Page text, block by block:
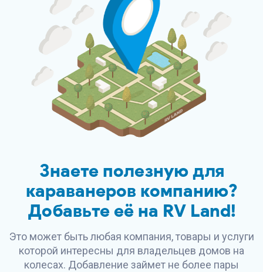
Знаете полезную для
караванеров компанию?
Добавьте её на RV Land!
Это может быть любая компания, товары и услуги
которой интересны для владельцев домов на
колесах. Добавление займет не более пары